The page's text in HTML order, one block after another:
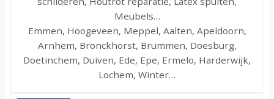
Meubels…
Emmen, Hoogeveen, Meppel, Aalten, Apeldoorn,
Arnhem, Bronckhorst, Brummen, Doesburg,
Doetinchem, Duiven, Ede, Epe, Ermelo, Harderwijk,
Lochem, Winter…